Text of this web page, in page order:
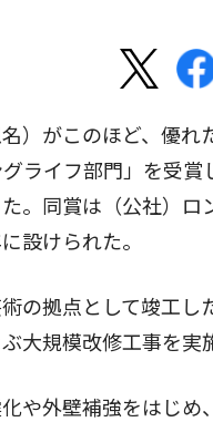
）がこのほど、優れ
ライフ部門」を受
。同賞は（公社）
設けられた。
の拠点として竣工し
大規模改修工事を実
や外壁補強をはじめ